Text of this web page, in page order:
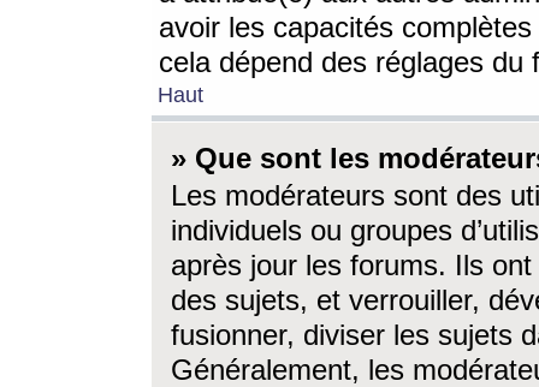
avoir les capacités
cela dépend des réglages du
Haut
» Que sont les
Les modérateurs sont des
individuels ou groupes
après jour les forums. Ils ont
des sujets, et verrouiller,
fusionner, diviser les sujets
Généralement, les